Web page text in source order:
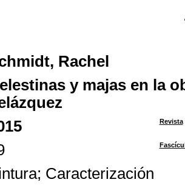
Rachel
y majas en la
Revista
; Caracterización